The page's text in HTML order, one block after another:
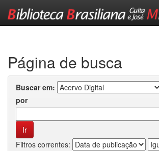
Página de busca
Buscar em:
por
Filtros correntes: